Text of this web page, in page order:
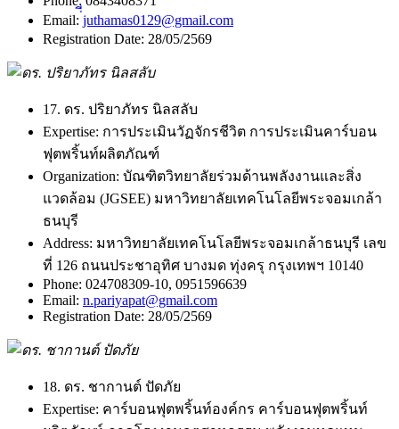
Email: ่ีjuthamas0129@gmail.com
Registration Date: 28/05/2569
17. ดร. ปริยาภัทร นิลสลับ
Expertise: การประเมินวัฏจักรชีวิต การประเมินคาร์บอน
ฟุตพริ้นท์ผลิตภัณฑ์
Organization: บัณฑิตวิทยาลัยร่วมด้านพลังงานและสิ่ง
แวดล้อม (JGSEE) มหาวิทยาลัยเทคโนโลยีพระจอมเกล้า
ธนบุรี
Address: มหาวิทยาลัยเทคโนโลยีพระจอมเกล้าธนบุรี เลข
ที่ 126 ถนนประชาอุทิศ บางมด ทุ่งครุ กรุงเทพฯ 10140
Phone: 024708309-10, 0951596639
Email: n.pariyapat@gmail.com
Registration Date: 28/05/2569
18. ดร. ชากานต์ ปัดภัย
Expertise: คาร์บอนฟุตพริ้นท์องค์กร คาร์บอนฟุตพริ้นท์